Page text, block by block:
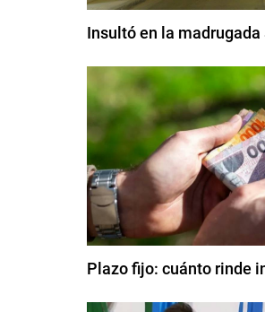
Insultó en la
Plazo fijo: cuánto rinde